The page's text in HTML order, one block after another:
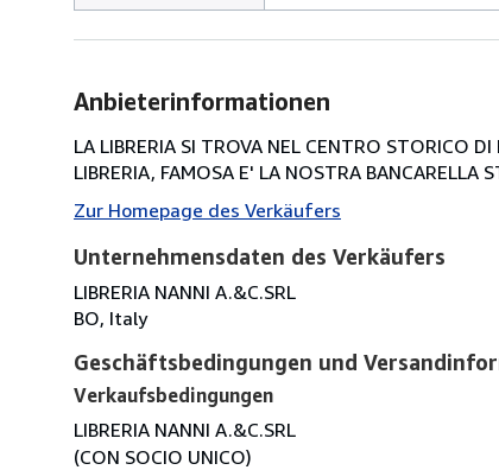
Anbieterinformationen
LA LIBRERIA SI TROVA NEL CENTRO STORICO
LIBRERIA, FAMOSA E' LA NOSTRA BANCARELLA
Zur Homepage des Verkäufers
Unternehmensdaten des Verkäufers
LIBRERIA NANNI A.&C.SRL
BO, Italy
Geschäftsbedingungen und
Verkaufsbedingungen
LIBRERIA NANNI A.&C.SRL
(CON SOCIO UNICO)